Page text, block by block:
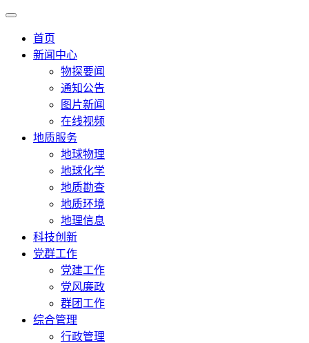
首页
新闻中心
物探要闻
通知公告
图片新闻
在线视频
地质服务
地球物理
地球化学
地质勘查
地质环境
地理信息
科技创新
党群工作
党建工作
党风廉政
群团工作
综合管理
行政管理